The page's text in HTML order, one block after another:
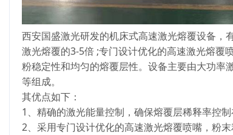
西安国盛激光研发的机床式高速激光熔覆设备，
激光熔覆的3-5倍 ;专门设计优化的高速激光熔覆
粉稳定性和均匀的熔覆层性。设备主要由大功率
等组成。
其优点如下：
1、精确的激光能量控制，确保熔覆层稀释率控制
2、采用专门设计优化的高速激光熔覆喷嘴，粉